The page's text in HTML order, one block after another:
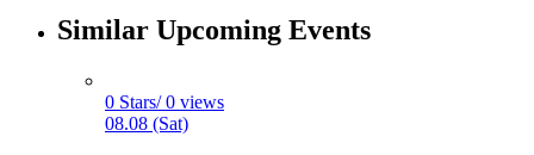
Similar Upcoming Events
0 Stars/ 0 views
08.08 (Sat)